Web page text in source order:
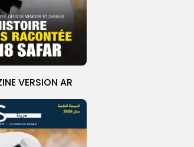
VERSION AR